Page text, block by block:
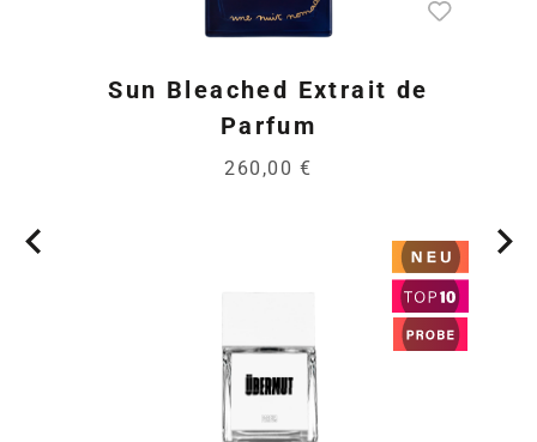
Sun Bleached Extrait de
Parfum
260,00 €